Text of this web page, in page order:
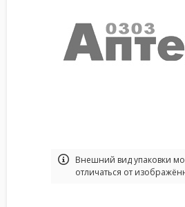
Bнешний вид упаковки
отличаться от